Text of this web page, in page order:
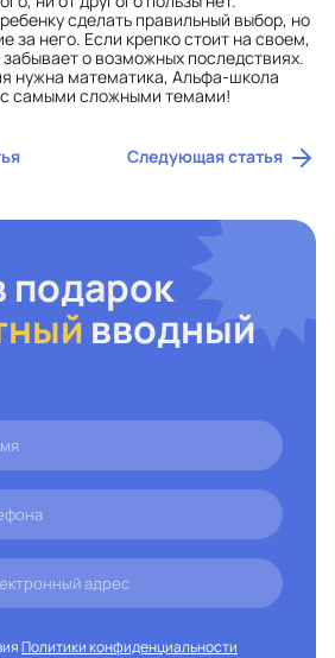
сделать правильный выбор, но
за него. Если крепко стоит на своем,
забывает о возможных последствиях.
нужна математика, Альфа-школа
самыми сложными темами!
Следующая статья
подарок
вводный
Политики конфиденциальности